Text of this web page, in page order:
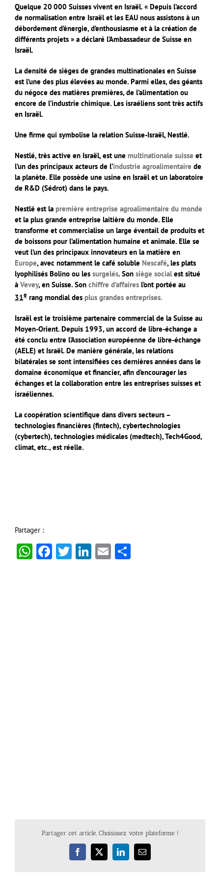
Quelque 20 000 Suisses vivent en Israël. « Depuis l’accord
de normalisation entre Israël et les EAU nous assistons à un
débordement d’énergie, d’enthousiasme et à la création de
différents projets » a déclaré l’Ambassadeur de Suisse en
Israël.
La densité de sièges de grandes multinationales en Suisse
est l’une des plus élevées au monde. Parmi elles, des géants
du négoce des matières premières, de l’alimentation ou
encore de l’industrie chimique. Les israéliens sont très actifs
en Israël.
Une firme qui symbolise la relation Suisse-Israël, Nestlé.
Nestlé, très active en Israël, est une multinationale suisse et
l’un des principaux acteurs de l’industrie agroalimentaire de
la planète. Elle possède une usine en Israël et un laboratoire
de R&D (Sédrot) dans le pays.
Nestlé est la première entreprise agroalimentaire du monde
et la plus grande entreprise laitière du monde. Elle
transforme et commercialise un large éventail de produits et
de boissons pour l’alimentation humaine et animale. Elle se
veut l’un des principaux innovateurs en la matière en
Europe, avec notamment le café soluble Nescafé, les plats
lyophilisés Bolino ou les surgelés. Son siège socialest situé
à Vevey, en Suisse. Son chiffre d’affaires l’ont portée au
31e rang mondial des plus grandes entreprises.
Israël est le troisième partenaire commercial de la Suisse au
Moyen-Orient. Depuis 1993, un accord de libre-échange a
été conclu entre l’Association européenne de libre-échange
(AELE) et Israël. De manière générale, les relations
bilatérales se sont intensifiées ces dernières années dans le
domaine économique et financier, afin d’encourager les
échanges et la collaboration entre les entreprises suisses et
israéliennes.
La coopération scientifique dans divers secteurs –
technologies financières (fintech), cybertechnologies
(cybertech), technologies médicales (medtech), Tech4Good,
climat, etc., est réelle.
Partager :
WhatsApp
Facebook
Twitter
LinkedIn
Email
Partager cet article, Choisissez votre plateforme !
Facebook
X LinkedInEmail